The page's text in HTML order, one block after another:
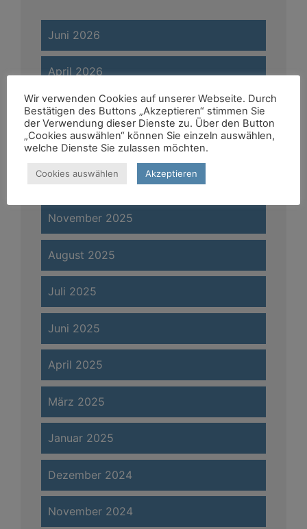
Juni 2026
April 2026
März 2026
Februar 2026
Januar 2026
November 2025
August 2025
Juli 2025
Juni 2025
April 2025
März 2025
Januar 2025
Dezember 2024
November 2024
Wir verwenden Cookies auf unserer Webseite. Durch
Bestätigen des Buttons „Akzeptieren“ stimmen Sie
der Verwendung dieser Dienste zu. Über den Button
„Cookies auswählen“ können Sie einzeln auswählen,
welche Dienste Sie zulassen möchten.
Cookies auswählen Akzeptieren